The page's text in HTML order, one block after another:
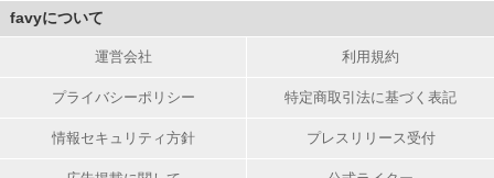
favyについて
運営会社 利用規約
プライバシーポリシー 特定商取引法に基づく表記
情報セキュリティ方針 プレスリリース受付